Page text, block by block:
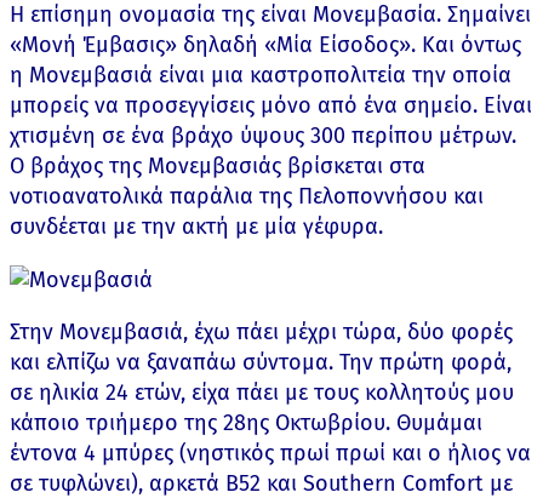
Η επίσημη ονομασία της είναι Μονεμβασία. Σημαίνει
«Μονή Έμβασις» δηλαδή «Μία Είσοδος». Και όντως
η Μονεμβασιά είναι μια καστροπολιτεία την οποία
μπορείς να προσεγγίσεις μόνο από ένα σημείο. Είναι
χτισμένη σε ένα βράχο ύψους 300 περίπου μέτρων.
Ο βράχος της Μονεμβασιάς βρίσκεται στα
νοτιοανατολικά παράλια της Πελοποννήσου και
συνδέεται με την ακτή με μία γέφυρα.
Στην Μονεμβασιά, έχω πάει μέχρι τώρα, δύο φορές
και ελπίζω να ξαναπάω σύντομα. Την πρώτη φορά,
σε ηλικία 24 ετών, είχα πάει με τους κολλητούς μου
κάποιο τριήμερο της 28ης Οκτωβρίου. Θυμάμαι
έντονα 4 μπύρες (νηστικός πρωί πρωί και ο ήλιος να
σε τυφλώνει), αρκετά Β52 και Southern Comfort με